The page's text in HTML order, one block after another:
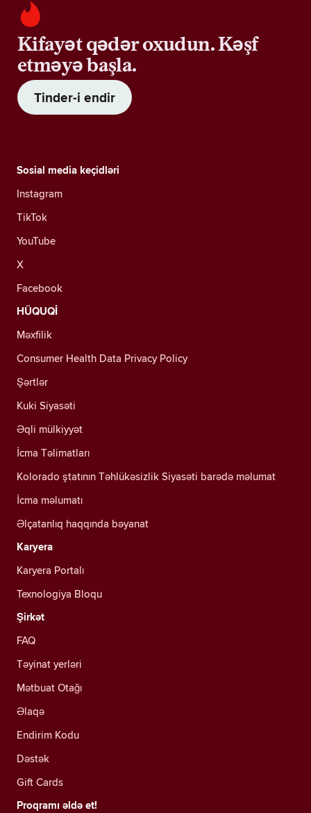
Kifayət qədər oxudun. Kəşf
etməyə başla.
Tinder-i endir
Sosial media keçidləri
Instagram
TikTok
YouTube
X
Facebook
HÜQUQİ
Məxfilik
Consumer Health Data Privacy Policy
Şərtlər
Kuki Siyasəti
Əqli mülkiyyət
İcma Təlimatları
Kolorado ştatının Təhlükəsizlik Siyasəti barədə məlumat
İcma məlumatı
Əlçatanlıq haqqında bəyanat
Karyera
Karyera Portalı
Texnologiya Bloqu
Şirkət
FAQ
Təyinat yerləri
Mətbuat Otağı
Əlaqə
Endirim Kodu
Dəstək
Gift Cards
Proqramı əldə et!